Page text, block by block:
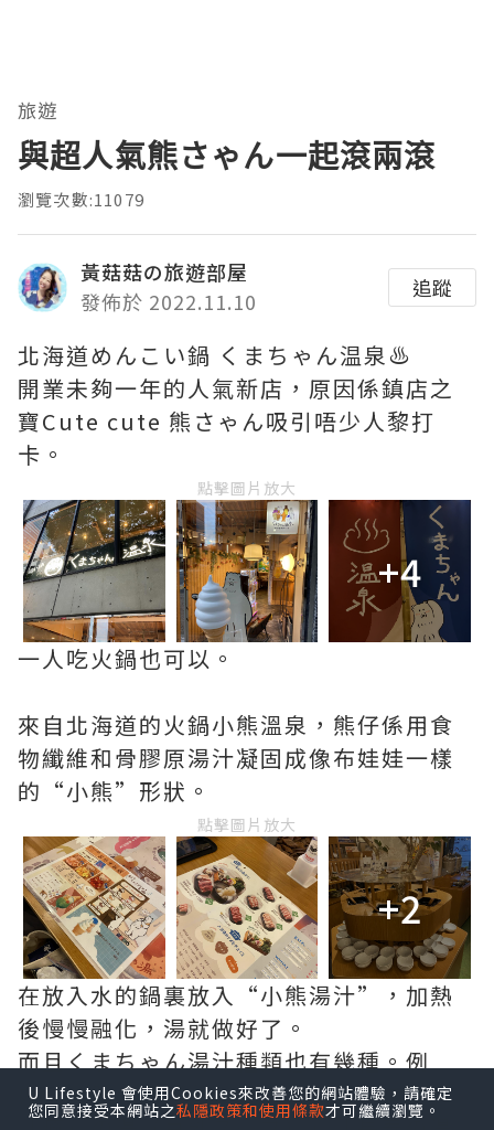
旅遊
與超人氣熊さゃん一起滾兩滾
瀏覽次數:11079
黃菇菇の旅遊部屋
發佈於 2022.11.10
追蹤
北海道めんこい鍋 くまちゃん温泉♨️
開業未夠一年的人氣新店，原因係鎮店之
寶Cute cute 熊さゃん吸引唔少人黎打
卡。
點擊圖片放大
+4
一人吃火鍋也可以。
來自北海道的火鍋小熊溫泉，熊仔係用食
物纖維和骨膠原湯汁凝固成像布娃娃一樣
的“小熊”形狀。
點擊圖片放大
+2
在放入水的鍋裏放入“小熊湯汁”，加熱
後慢慢融化，湯就做好了。
而且くまちゃん湯汁種類也有幾種。例
如：美肌の湯（鶏コラーゲンスープ）」
U Lifestyle 會使用Cookies來改善您的網站體驗，請確定
您同意接受本網站之私隱政策和使用條款才可繼續瀏覽。